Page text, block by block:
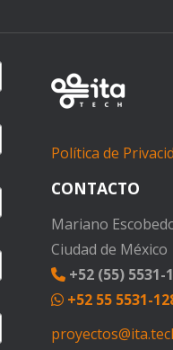
Política de
CONTACTO
Mariano
Ciudad de México
+52 (55) 5531-
+52 55 5531-